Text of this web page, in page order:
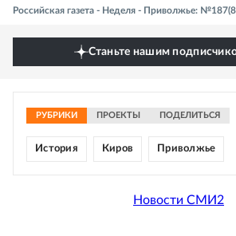
Российская газета - Неделя - Приволжье:
Станьте нашим
РУБРИКИ ПРОЕКТЫ ПОДЕЛИТЬСЯ
История Киров Приволжье
Новости СМИ2